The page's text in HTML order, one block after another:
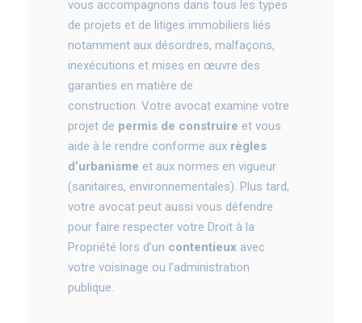
vous accompagnons dans tous les types
de projets et de litiges immobiliers liés
notamment aux désordres, malfaçons,
inexécutions et mises en œuvre des
garanties en matière de
construction. Votre avocat examine votre
projet de permis de construire et vous
aide à le rendre conforme aux règles
d’urbanisme et aux normes en vigueur
(sanitaires, environnementales). Plus tard,
votre avocat peut aussi vous défendre
pour faire respecter votre Droit à la
Propriété lors d’un contentieux avec
votre voisinage ou l’administration
publique.